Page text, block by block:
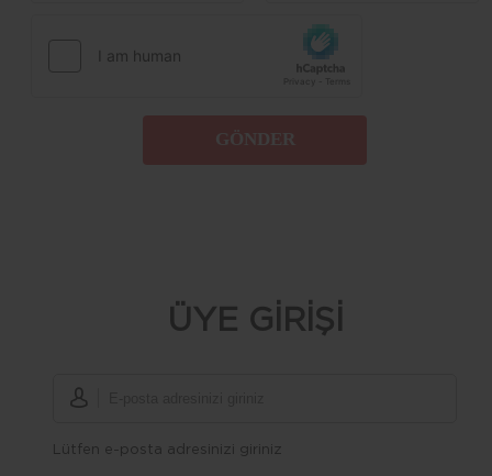
ÜYE GİRİŞİ
Lütfen e-posta adresinizi giriniz